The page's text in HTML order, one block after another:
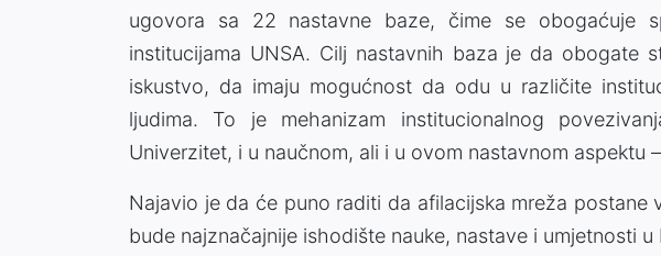
ugovora sa 22 nastavne baze, čime se obogaćuje
institucijama UNSA. Cilj nastavnih baza je da obogate
iskustvo, da imaju mogućnost da odu u različite
ljudima. To je mehanizam institucionalnog
Univerzitet, i u naučnom, ali i u ovom nastavnom aspektu
Najavio je da će puno raditi da afilacijska mreža postane
bude najznačajnije ishodište nauke, nastave i umjetnosti u